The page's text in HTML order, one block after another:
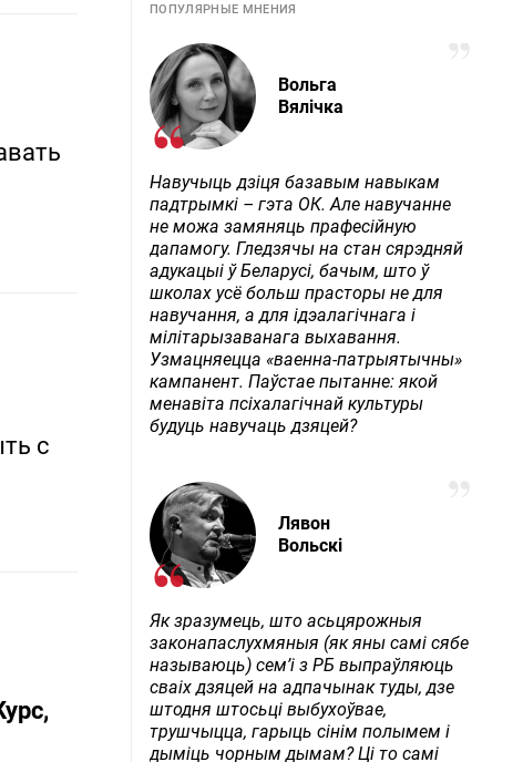
с
ПОПУЛЯРНЫЕ МНЕНИЯ
Вольга
Вялічка
Навучыць дзіця базавым навыкам
падтрымкі – гэта ОК. Але навучанне
не можа замяняць прафесійную
дапамогу. Гледзячы на стан сярэдняй
адукацыі ў Беларусі, бачым, што ў
школах усё больш прасторы не для
навучання, а для ідэалагічнага і
мілітарызаванага выхавання.
Узмацняецца «ваенна-патрыятычны»
кампанент. Паўстае пытанне: якой
менавіта псіхалагічнай культуры
будуць навучаць дзяцей?
Лявон
Вольскі
Як зразумець, што асьцярожныя
законапаслухмяныя (як яны самі сябе
называюць) сем’і з РБ выпраўляюць
сваіх дзяцей на адпачынак туды, дзе
штодня штосьці выбухоўвае,
трушчыцца, гарыць сінім полымем і
дыміць чорным дымам? Ці то самі